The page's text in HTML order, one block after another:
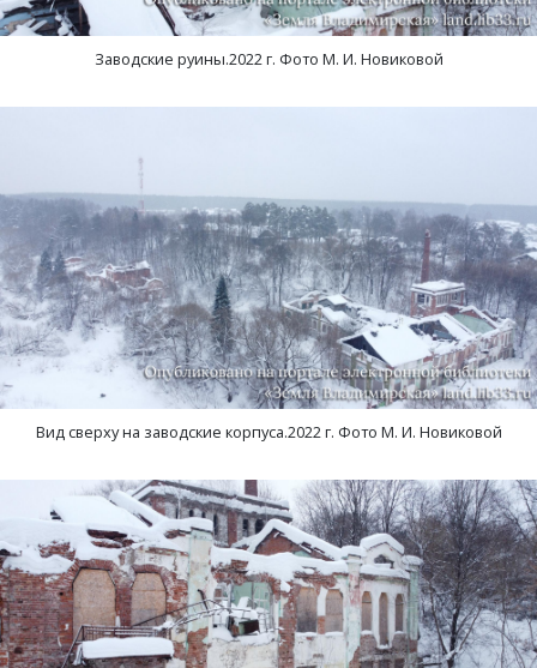
Заводские руины.2022 г. Фото М. И. Новиковой
Вид сверху на заводские корпуса.2022 г. Фото М. И. Новиковой